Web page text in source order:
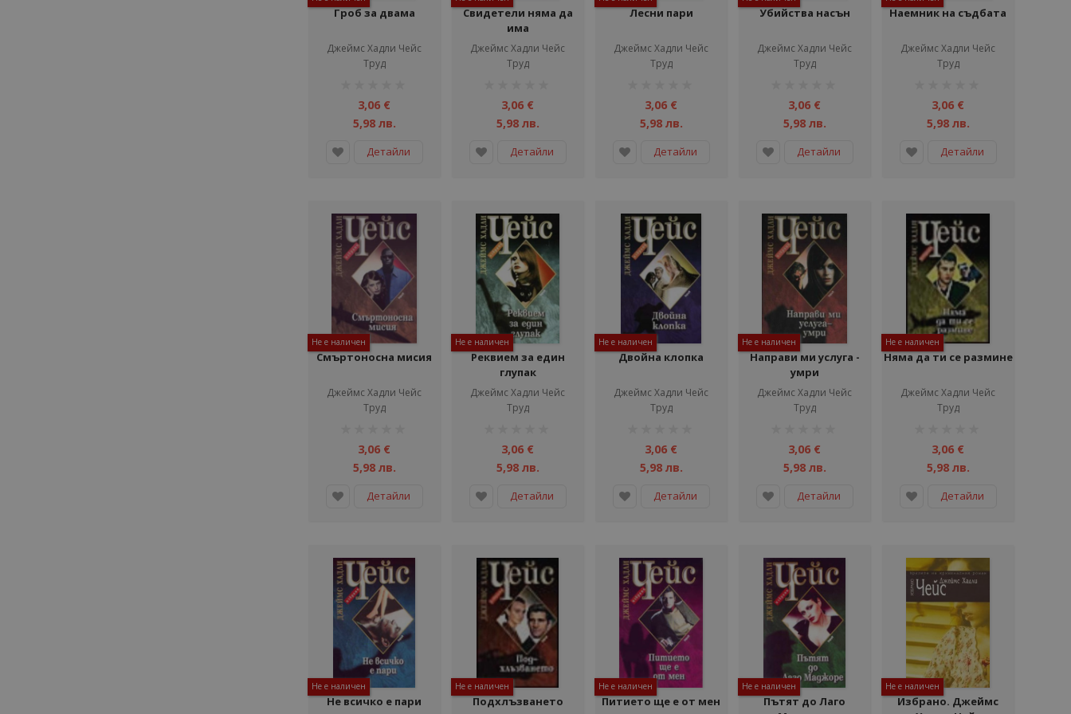
Гроб за двама
Джеймс Хадли Чейс
Труд
3,06 €
5,98 лв.
Детайли
Свидетели няма да
има
Джеймс Хадли Чейс
Труд
3,06 €
5,98 лв.
Детайли
Лесни пари
Джеймс Хадли Чейс
Труд
3,06 €
5,98 лв.
Детайли
Убийства насън
Джеймс Хадли Чейс
Труд
3,06 €
5,98 лв.
Детайли
Наемник на съдбата
Джеймс Хадли Чейс
Труд
3,06 €
5,98 лв.
Детайли
Не е наличен
Смъртоносна мисия
Джеймс Хадли Чейс
Труд
3,06 €
5,98 лв.
Детайли
Не е наличен
Реквием за един
глупак
Джеймс Хадли Чейс
Труд
3,06 €
5,98 лв.
Детайли
Не е наличен
Двойна клопка
Джеймс Хадли Чейс
Труд
3,06 €
5,98 лв.
Детайли
Не е наличен
Направи ми услуга -
умри
Джеймс Хадли Чейс
Труд
3,06 €
5,98 лв.
Детайли
Не е наличен
Няма да ти се размине
Джеймс Хадли Чейс
Труд
3,06 €
5,98 лв.
Детайли
Не е наличен
Не всичко е пари
Не е наличен
Подхлъзването
Не е наличен
Питието ще е от мен
Не е наличен
Пътят до Лаго
Не е наличен
Избрано. Джеймс